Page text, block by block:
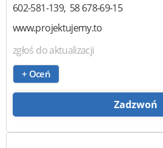
602-581-139 58 678-69-15
www.projektujemy.to
zgłoś do aktualizacji
+ Oceń
Zadzwoń